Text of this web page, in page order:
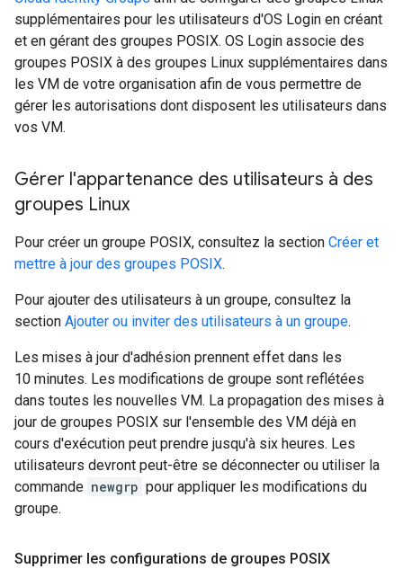
supplémentaires pour les utilisateurs d'OS Login en créant
et en gérant des groupes POSIX. OS Login associe des
groupes POSIX à des groupes Linux supplémentaires dans
les VM de votre organisation afin de vous permettre de
gérer les autorisations dont disposent les utilisateurs dans
vos VM.
Gérer l'appartenance des utilisateurs à des
groupes Linux
Pour créer un groupe POSIX, consultez la section Créer et
mettre à jour des groupes POSIX.
Pour ajouter des utilisateurs à un groupe, consultez la
section Ajouter ou inviter des utilisateurs à un groupe.
Les mises à jour d'adhésion prennent effet dans les
10 minutes. Les modifications de groupe sont reflétées
dans toutes les nouvelles VM. La propagation des mises à
jour de groupes POSIX sur l'ensemble des VM déjà en
cours d'exécution peut prendre jusqu'à six heures. Les
utilisateurs devront peut-être se déconnecter ou utiliser la
commande newgrp pour appliquer les modifications du
groupe.
Supprimer les configurations de groupes POSIX